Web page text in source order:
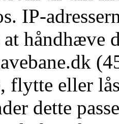
IP-
håndhæve
flytte eller
dette